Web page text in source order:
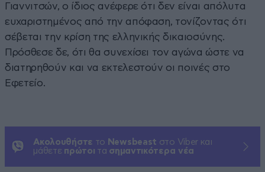
Γιαννιτσών, ο ίδιος ανέφερε ότι δεν είναι απόλυτα
ευχαριστημένος από την απόφαση, τονίζοντας ότι
σέβεται την κρίση της ελληνικής δικαιοσύνης.
Πρόσθεσε δε, ότι θα συνεχίσει τον αγώνα ώστε να
διατηρηθούν και να εκτελεστούν οι ποινές στο
Εφετείο.
Ακολουθήστε το Newsbeast στο Viber και
μάθετε πρώτοι τα σημαντικότερα νέα